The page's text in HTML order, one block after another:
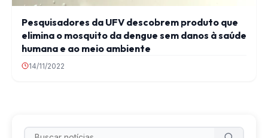
Pesquisadores da UFV descobrem produto que
elimina o mosquito da dengue sem danos à saúde
humana e ao meio ambiente
14/11/2022